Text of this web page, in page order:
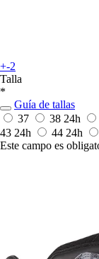
+-2
Talla
*
Guía de tallas
37
38 24h
43 24h 44 24h
Este campo es